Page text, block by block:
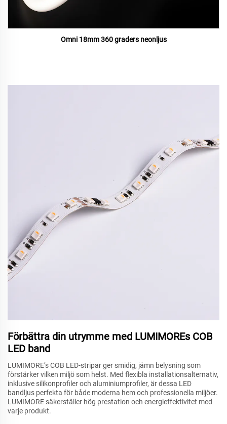
Omni 18mm 360 graders neonljus
Förbättra din utrymme med LUMIMOREs COB
LED band
LUMIMORE’s COB LED-stripar ger smidig, jämn belysning som
förstärker vilken miljö som helst. Med flexibla installationsalternativ,
inklusive silikonprofiler och aluminiumprofiler, är dessa LED
bandljus perfekta för både moderna hem och professionella miljöer.
LUMIMORE säkerställer hög prestation och energieffektivitet med
varje produkt.